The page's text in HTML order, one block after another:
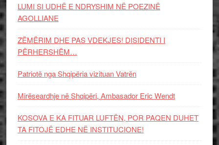
LUMI SI UDHË E NDRYSHIM NË POEZINË
AGOLLIANE
ZËMËRIM DHE PAS VDEKJES! DISIDENTI I
PËRHERSHËM…
Patriotë nga Shqipëria vizituan Vatrën
Mirëseardhje në Shqipëri, Ambasador Eric Wendt
KOSOVA E KA FITUAR LUFTËN, POR PAQEN DUHET
TA FITOJË EDHE NË INSTITUCIONE!